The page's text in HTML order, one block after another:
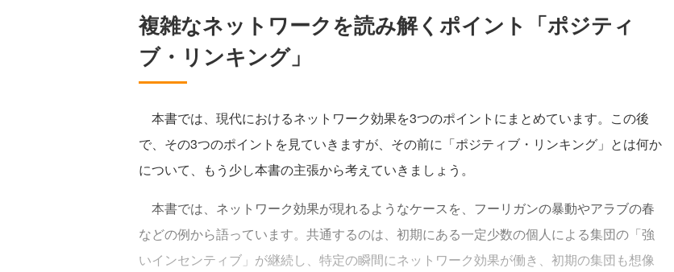
複雑なネットワークを読み解くポイント「ポジティ
ブ・リンキング」
本書では、現代におけるネットワーク効果を3つのポイントにまとめています。この後
で、その3つのポイントを見ていきますが、その前に「ポジティブ・リンキング」とは何か
について、もう少し本書の主張から考えていきましょう。
本書では、ネットワーク効果が現れるようなケースを、フーリガンの暴動やアラブの春
などの例から語っています。共通するのは、初期にある一定少数の個人による集団の「強
いインセンティブ」が継続し、特定の瞬間にネットワーク効果が働き、初期の集団も想像